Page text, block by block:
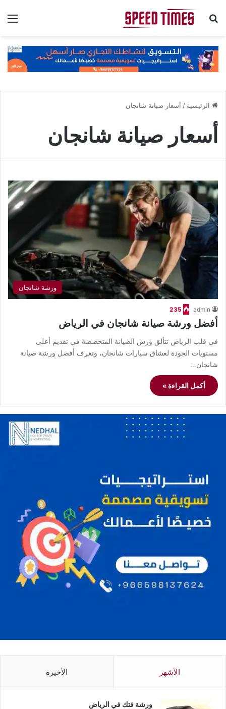
بحث عن
الرئيسية / أسعار صيانة شانجان
أسعار صيانة شانجان
ورشة شانجان
admin
235
أفضل ورشة صيانة شانجان في الرياض
في قلب الرياض تتألق ورش الصيانة المتخصصة في تقديم أعلى
مستويات الجودة لعشاق سيارات شانجان، وتعرف أفضل ورشة صيانة
شانجان…
أكمل القراءة »
الأشهر الأخيرة
ورشة فتك في الرياض